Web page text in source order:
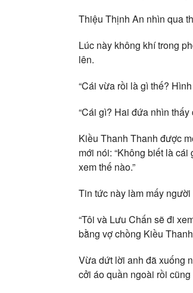
Thiệu Thịnh An nhìn qua
Lúc này không khí trong
lên.
“Cái vừa rồi là gì thế?
“Cái gì? Hai đứa nhìn
Kiều Thanh Thanh được
mới nói: “Không biết là
xem thế nào.”
Tin tức này làm mấy
“Tôi và Lưu Chấn sẽ đi
bằng vợ chồng Kiều
Vừa dứt lời anh đã xuống
cởi áo quần ngoài rồi cũng